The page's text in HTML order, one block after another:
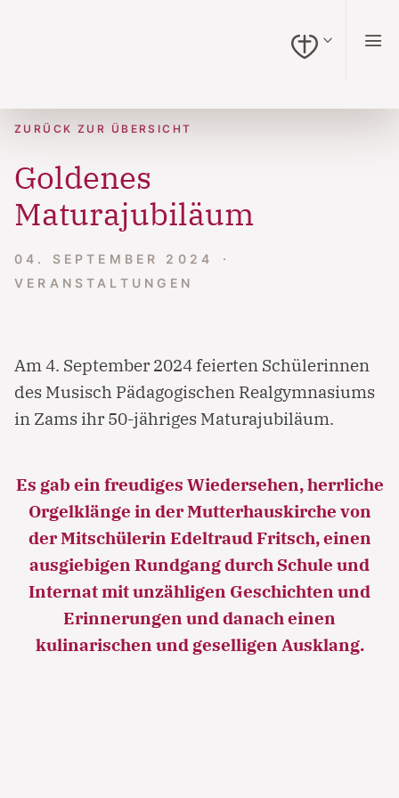
ZURÜCK ZUR ÜBERSICHT
Goldenes
Maturajubiläum
04. SEPTEMBER 2024
VERANSTALTUNGEN
Am 4. September 2024 feierten Schülerinnen
des Musisch Pädagogischen Realgymnasiums
in Zams ihr 50-jähriges Maturajubiläum.
Es gab ein freudiges Wiedersehen, herrliche
Orgelklänge in der Mutterhauskirche von
der Mitschülerin Edeltraud Fritsch, einen
ausgiebigen Rundgang durch Schule und
Internat mit unzähligen Geschichten und
Erinnerungen und danach einen
kulinarischen und geselligen Ausklang.
Notfall